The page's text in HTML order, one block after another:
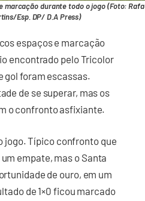
marcação durante todo o jogo (Foto:
Esp. DP/ D.A Press)
espaços e marcação
encontrado pelo Tricolor
gol foram escassas.
de se superar, mas os
o confronto asfixiante.
jogo. Típico confronto que
empate, mas o Santa
de ouro, em um
de 1×0 ficou marcado